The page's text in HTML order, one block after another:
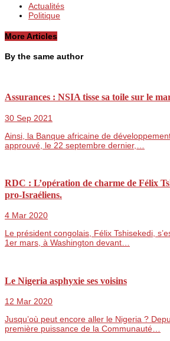
Actualités
Politique
More Articles
By the same author
Assurances : NSIA tisse sa toile sur le
30 Sep 2021
Ainsi, la Banque africaine de
approuvé, le 22 septembre dernier,…
RDC : L’opération de charme de Félix
pro-Israéliens.
4 Mar 2020
Le président congolais, Félix Tshisekedi,
1er mars, à Washington devant…
Le Nigeria asphyxie ses voisins
12 Mar 2020
Jusqu’où peut encore aller le Nigeria ?
première puissance de la Communauté…